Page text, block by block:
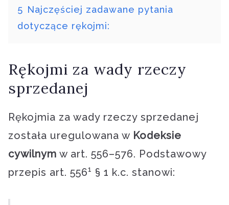
5 Najczęściej zadawane pytania
dotyczące rękojmi:
Rękojmi za wady rzeczy
sprzedanej
Rękojmia za wady rzeczy sprzedanej
została uregulowana w Kodeksie
cywilnym w art. 556–576. Podstawowy
przepis art. 5561 § 1 k.c. stanowi: